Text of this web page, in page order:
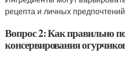
рецепта и личных
Вопрос 2: Как правильно
консервирования